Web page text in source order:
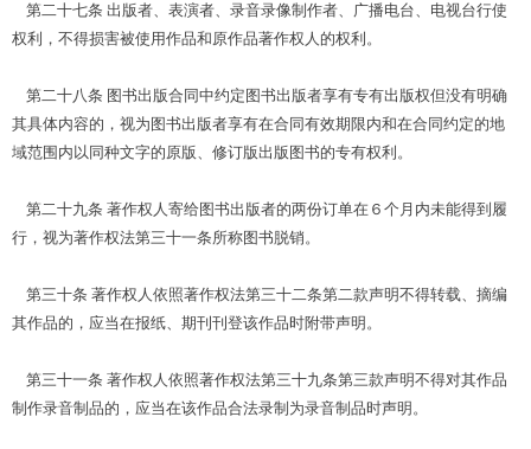
第二十七条 出版者、表演者、录音录像制作者、广播电台、电视台行使
权利，不得损害被使用作品和原作品著作权人的权利。
第二十八条 图书出版合同中约定图书出版者享有专有出版权但没有明确
其具体内容的，视为图书出版者享有在合同有效期限内和在合同约定的地
域范围内以同种文字的原版、修订版出版图书的专有权利。
第二十九条 著作权人寄给图书出版者的两份订单在６个月内未能得到履
行，视为著作权法第三十一条所称图书脱销。
第三十条 著作权人依照著作权法第三十二条第二款声明不得转载、摘编
其作品的，应当在报纸、期刊刊登该作品时附带声明。
第三十一条 著作权人依照著作权法第三十九条第三款声明不得对其作品
制作录音制品的，应当在该作品合法录制为录音制品时声明。